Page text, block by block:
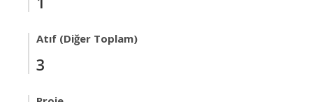
Atıf (Diğer Toplam)
3